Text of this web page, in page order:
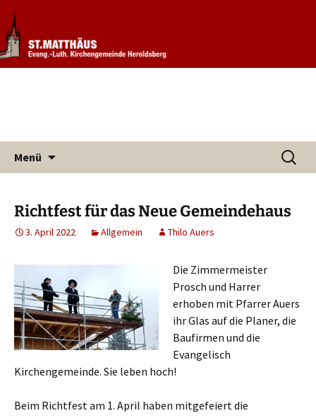
Evang. Kirchengemeinde St.
Matthäus Heroldsberg
Informationen rund um unsere
Kirchengemeinde
Menü
Suchen
nach:
Richtfest für das Neue Gemeindehaus
3. April 2022 Allgemein Thilo Auers
Die Zimmermeister
Prosch und Harrer
erhoben mit Pfarrer Auers
ihr Glas auf die Planer, die
Baufirmen und die
Evangelisch
Kirchengemeinde. Sie leben hoch!
Beim Richtfest am 1. April haben mitgefeiert die